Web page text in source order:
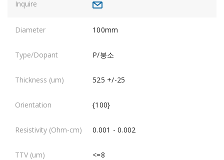
100mm
P/붕소
525 +/-25
{100}
0.001 - 0.002
<=8